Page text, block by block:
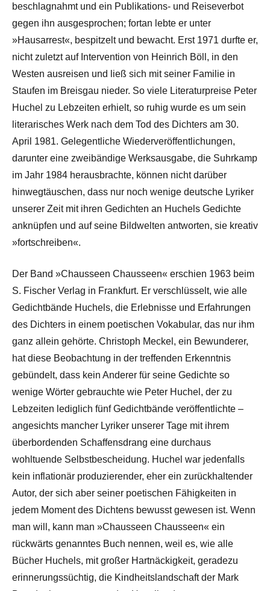
beschlagnahmt und ein Publikations- und Reiseverbot
gegen ihn ausgesprochen; fortan lebte er unter
»Hausarrest«, bespitzelt und bewacht. Erst 1971 durfte er,
nicht zuletzt auf Intervention von Heinrich Böll, in den
Westen ausreisen und ließ sich mit seiner Familie in
Staufen im Breisgau nieder. So viele Literaturpreise Peter
Huchel zu Lebzeiten erhielt, so ruhig wurde es um sein
literarisches Werk nach dem Tod des Dichters am 30.
April 1981. Gelegentliche Wiederveröffentlichungen,
darunter eine zweibändige Werksausgabe, die Suhrkamp
im Jahr 1984 herausbrachte, können nicht darüber
hinwegtäuschen, dass nur noch wenige deutsche Lyriker
unserer Zeit mit ihren Gedichten an Huchels Gedichte
anknüpfen und auf seine Bildwelten antworten, sie kreativ
»fortschreiben«.
Der Band »Chausseen Chausseen« erschien 1963 beim
S. Fischer Verlag in Frankfurt. Er verschlüsselt, wie alle
Gedichtbände Huchels, die Erlebnisse und Erfahrungen
des Dichters in einem poetischen Vokabular, das nur ihm
ganz allein gehörte. Christoph Meckel, ein Bewunderer,
hat diese Beobachtung in der treffenden Erkenntnis
gebündelt, dass kein Anderer für seine Gedichte so
wenige Wörter gebrauchte wie Peter Huchel, der zu
Lebzeiten lediglich fünf Gedichtbände veröffentlichte –
angesichts mancher Lyriker unserer Tage mit ihrem
überbordenden Schaffensdrang eine durchaus
wohltuende Selbstbescheidung. Huchel war jedenfalls
kein inflationär produzierender, eher ein zurückhaltender
Autor, der sich aber seiner poetischen Fähigkeiten in
jedem Moment des Dichtens bewusst gewesen ist. Wenn
man will, kann man »Chausseen Chausseen« ein
rückwärts genanntes Buch nennen, weil es, wie alle
Bücher Huchels, mit großer Hartnäckigkeit, geradezu
erinnerungssüchtig, die Kindheitslandschaft der Mark